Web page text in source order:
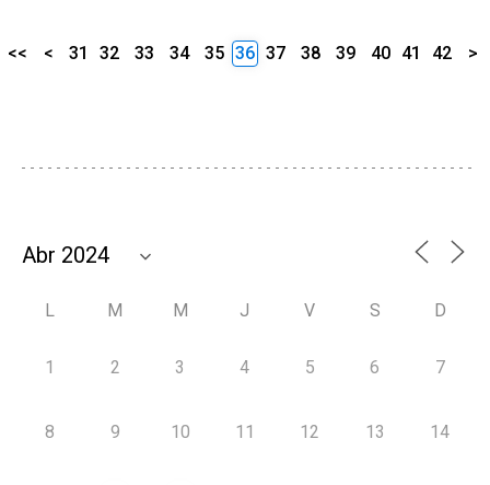
<< < 31 32 33 34 35 36 37 38 39 40 41 42 >
L M M J V S D
1 2 3 4 5 6 7
8 9 10 11 12 13 14